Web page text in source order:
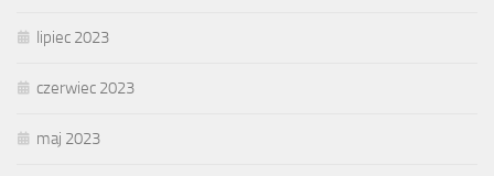
lipiec 2023
czerwiec 2023
maj 2023